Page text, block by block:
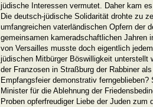
jüdische Interessen vermutet. Daher kam
Die deutsch-jüdische Solidarität drohte zu
umfangreichen vaterländischen Opfern der
gemeinsamen kameradschaftlichen Jahren
von Versailles musste doch eigentlich
jüdischen Mitbürger Böswilligkeit unterstellt
der Franzosen in Straßburg der Rabbiner
Empfangsfeier demonstrativ
Minister für die Ablehnung der
Proben opferfreudiger Liebe der Juden zum